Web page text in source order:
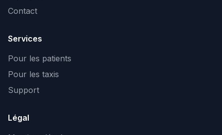
Contact
Services
Pour les patients
Pour les taxis
Support
Légal